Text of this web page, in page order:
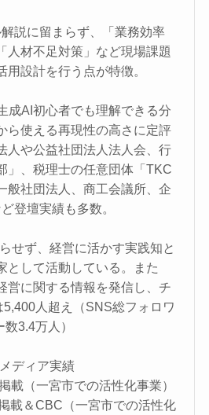
説に留まらず、「業務効率
人材不足対策」など現場課題
用設計を行う点が特徴。
成AI初心者でも理解できる分
ら使える再現性の高さに定評
人や公益社団法人法人会、行
」、税理士の任意団体「TKC
般社団法人、商工会議所、企
登壇実績も多数。
せず、経営に活かす実践知と
として活動している。また
営に関する情報を発信し、チ
人超え（SNS総フォロワ
数3.4万人）
ディア実績
載（一宮市での活性化事業）
載＆CBC（一宮市での活性化